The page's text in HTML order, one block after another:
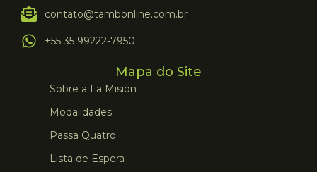
contato@tambonline.com.br
+55 35 99222-7950
Mapa do Site
Sobre a La Misión
Modalidades
Passa Quatro
Lista de Espera